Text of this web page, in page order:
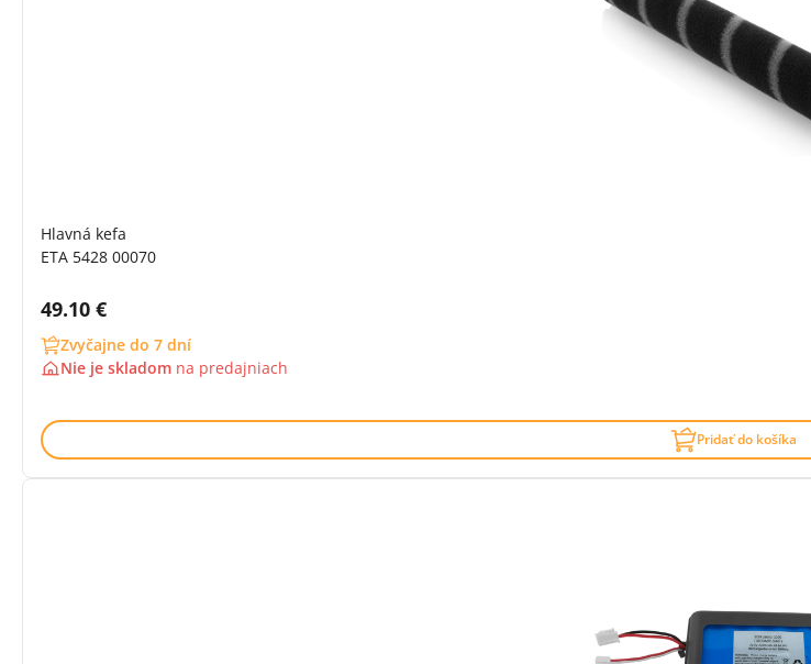
Hlavná kefa
ETA 5428 00070
Cena s DPH:
49.10 €
Zvyčajne do 7 dní
Nie je skladom na predajniach
Pridať do košíka